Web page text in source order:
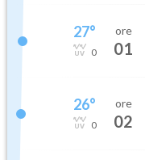
27°
0
ore
01
26°
0
ore
02